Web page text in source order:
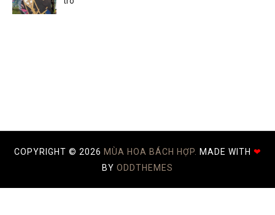
COPYRIGHT © 2026 MÙA HOA BÁCH HỢP. MADE WITH ❤
BY ODDTHEMES